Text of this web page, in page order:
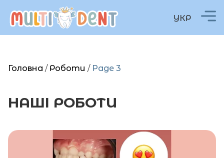
УКР
Головна / Роботи / Page 3
НАШІ РОБОТИ